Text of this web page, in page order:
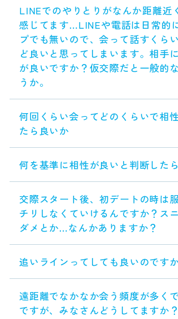
LINEでのやりとりがなんか距離近
感じてます…LINEや電話は日常的
プでも無いので、会って話すくら
ど良いと思ってしまいます。相手
が良いですか？仮交際だと一般的
うか。
何回くらい会ってどのくらいで相
たら良いか
何を基準に相性が良いと判断した
交際スタート後、初デートの時は
チリしなくていけるんですか？ス
ダメとか…なんかありますか？
追いラインってしても良いのです
遠距離でなかなか会う頻度が多く
ですが、みなさんどうしてますか？